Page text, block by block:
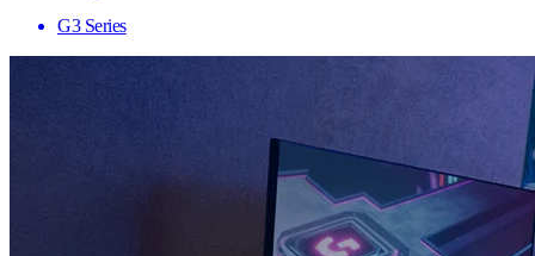
G3 Series